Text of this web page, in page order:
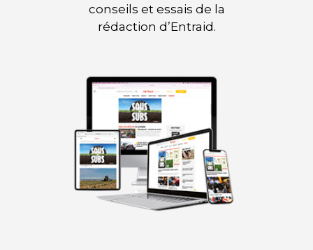
conseils et essais de la
rédaction d’Entraid.